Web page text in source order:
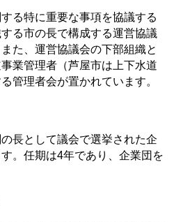
る特に重要な事項を協議する
る市の長で構成する運営協議
た、運営協議会の下部組織と
業管理者（芦屋市は上下水道
管理者会が置かれています。
長として議会で選挙された企
。任期は4年であり、企業団を